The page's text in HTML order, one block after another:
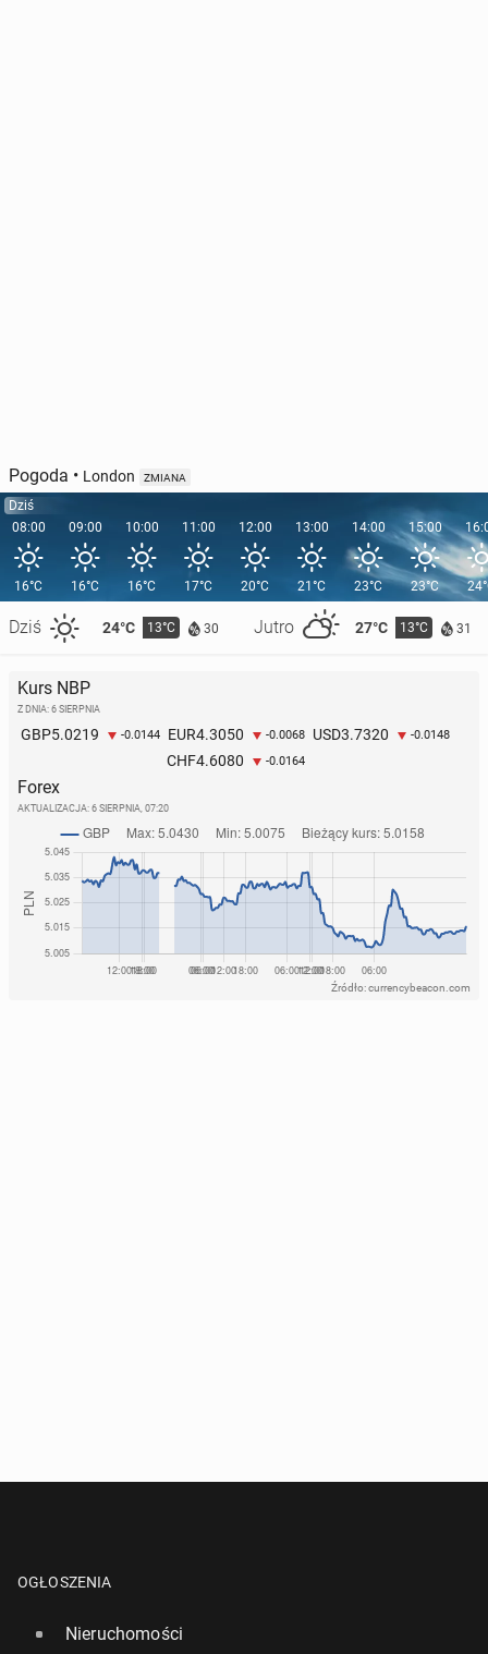
Pogoda • London ZMIANA
Dziś
08:00
16°C
Dziś 24°C 13°C 30 Jutro 27°C 13°C 31
09:00
16°C
10:00
16°C
11:00
17°C
12:00
20°C
13:00
21°C
14:00
23°C
15:00
23°C
Kurs NBP
Z DNIA: 6 SIERPNIA
GBP5.0219 -0.0144 EUR4.3050 -0.0068 USD3.7320 -0.0148
CHF4.6080 -0.0164
Forex
AKTUALIZACJA: 6 SIERPNIA, 07:20
Źródło: currencybeacon.com
OGŁOSZENIA
Nieruchomości